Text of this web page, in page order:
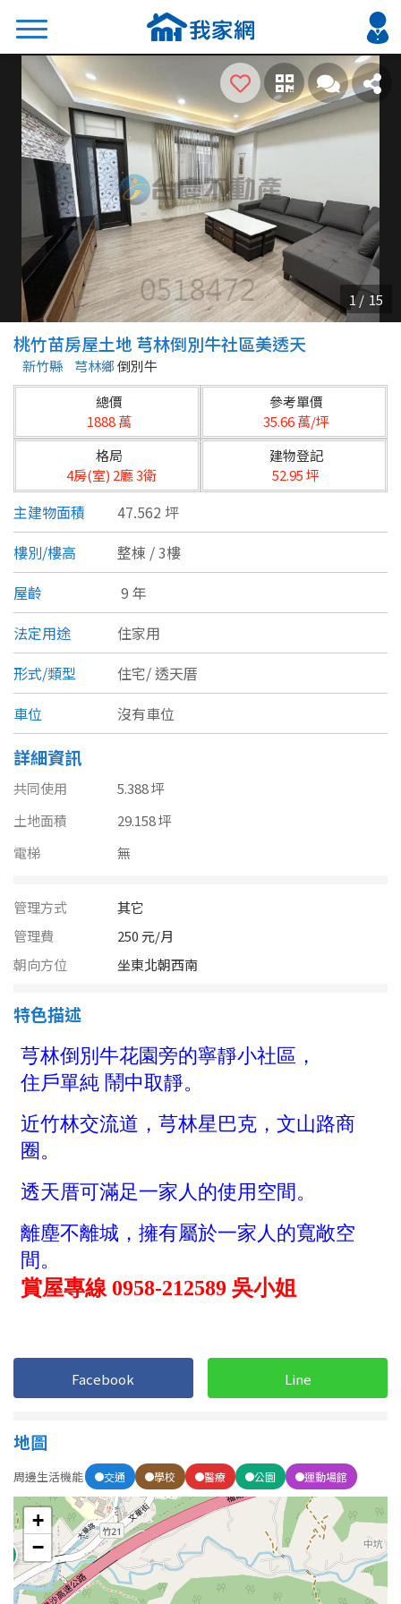
搜尋
熱門關鍵字
2026 台北降價好屋限量釋出
2026 新北降價好屋限量釋出
2026 台中降價好屋限量釋出
2026 台南降價好屋限量釋出
2026 高雄降價好屋限量釋出
縣市
不限
台北市
基隆市
新北市
宜蘭縣
桃園市
新竹市
新竹縣
苗栗縣
台中市
雲林縣
台南市
澎湖縣
屏東縣
台東縣
區域
類型(可複選)
公寓
別墅 透天厝
農舍 辦公
坪數
不拘
40~50 坪
60~70 坪
80坪以上
~ 坪
樓層
1樓 2樓
5~10樓 11~20樓
不拘
1房
2房
4房 5房以上
桃竹苗房屋土地 芎林倒別牛社區美透天
新竹縣 芎林鄉倒別牛
總價
1888 萬
參考單價
35.66 萬/坪
格局
4房(室) 2廳 3衛
建物登記
52.95 坪
主建物面積
47.562 坪
樓別/樓高
整棟 / 3樓
屋齡
9 年
法定用途
住家用
形式/類型
住宅/透天厝
車位
沒有車位
詳細資訊
共同使用
5.388 坪
土地面積
29.158 坪
電梯
無
管理方式
其它
管理費
250 元/月
朝向方位
坐東北朝西南
特色描述
Facebook Line
地圖
周邊生活機能 交通 學校 醫療 公園 運動場館
+
−